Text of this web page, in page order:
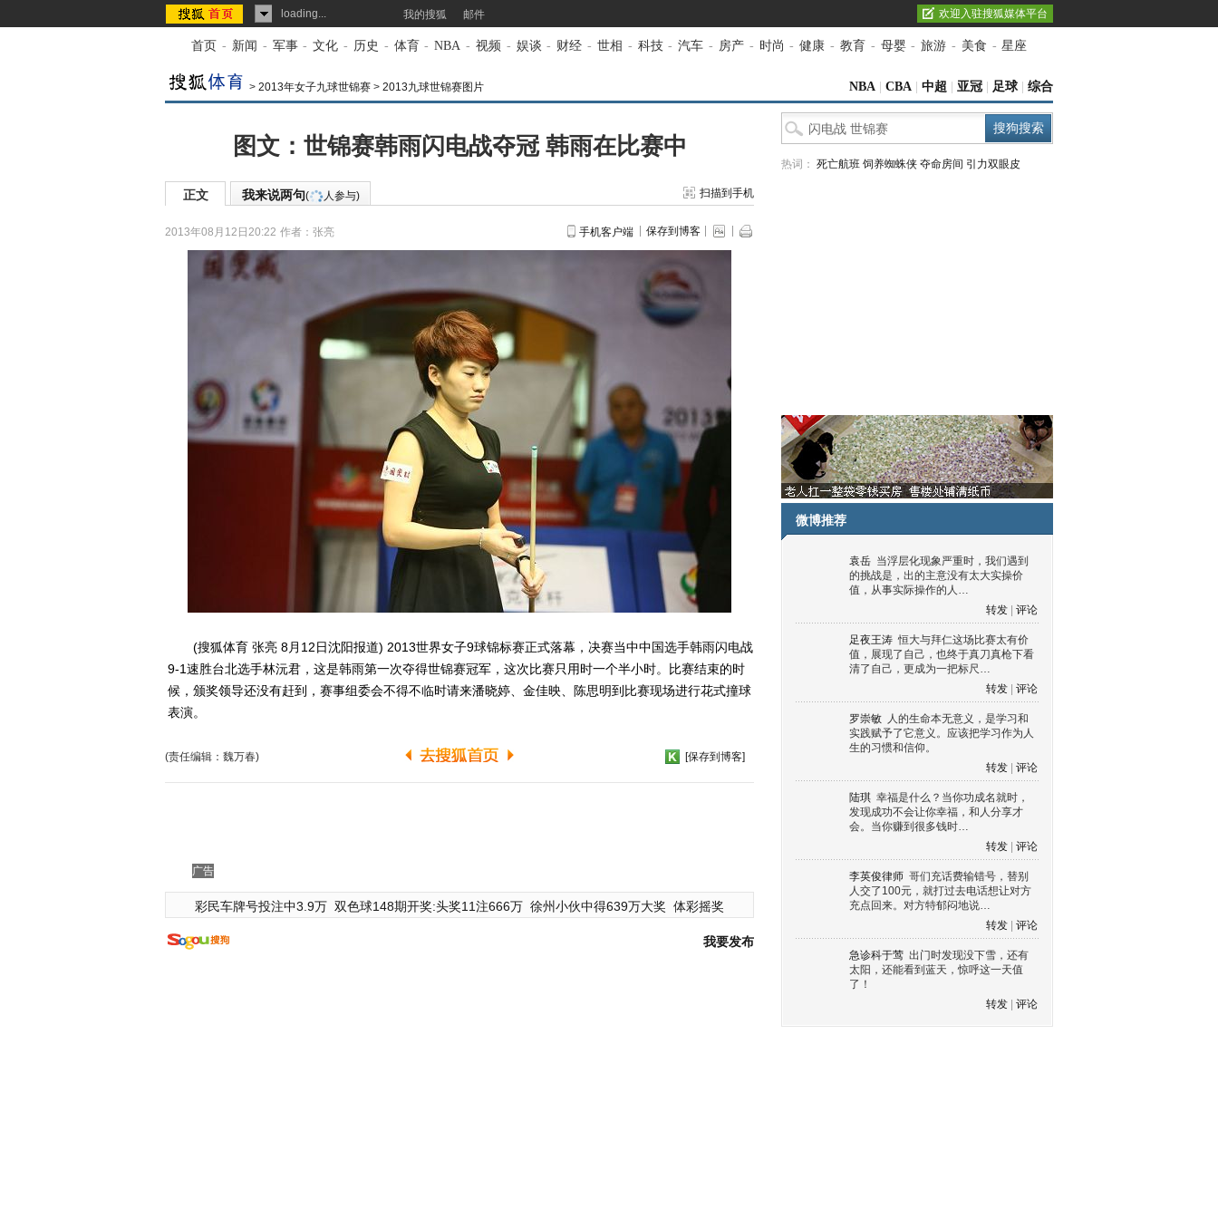
loading... 我的搜狐 邮件 欢迎入驻搜狐媒体平台
首页 - 新闻 - 军事 - 文化 - 历史 - 体育 - NBA - 视频 - 娱谈 - 财经 - 世相 - 科技 - 汽车 - 房产 - 时尚 - 健康 - 教育 - 母婴 - 旅游 - 美食 - 星座
> 2013年女子九球世锦赛 > 2013九球世锦赛图片 NBA CBA 中超 亚冠 足球 综合
图文：世锦赛韩雨闪电战夺冠 韩雨在比赛中
正文 我来说两句( 人参与) 扫描到手机
2013年08月12日20:22 作者：张亮 手机客户端 保存到博客
(搜狐体育 张亮 8月12日沈阳报道) 2013世界女子9球锦标赛正式落幕，决赛当中中国选手韩雨闪电战
9-1速胜台北选手林沅君，这是韩雨第一次夺得世锦赛冠军，这次比赛只用时一个半小时。比赛结束的时
候，颁奖领导还没有赶到，赛事组委会不得不临时请来潘晓婷、金佳映、陈思明到比赛现场进行花式撞球
表演。
(责任编辑：魏万春) [保存到博客]
广告
彩民车牌号投注中3.9万 双色球148期开奖:头奖11注666万 徐州小伙中得639万大奖 体彩摇奖
我要发布
热词： 死亡航班 饲养蜘蛛侠 夺命房间 引力双眼皮
微博推荐
袁岳 当浮层化现象严重时，我们遇到
的挑战是，出的主意没有太大实操价
值，从事实际操作的人…
转发
评论
足夜王涛 恒大与拜仁这场比赛太有价
值，展现了自己，也终于真刀真枪下看
清了自己，更成为一把标尺…
转发
评论
罗崇敏 人的生命本无意义，是学习和
实践赋予了它意义。应该把学习作为人
生的习惯和信仰。
转发
评论
陆琪 幸福是什么？当你功成名就时，
发现成功不会让你幸福，和人分享才
会。当你赚到很多钱时…
转发
评论
李英俊律师 哥们充话费输错号，替别
人交了100元，就打过去电话想让对方
充点回来。对方特郁闷地说…
转发
评论
急诊科于莺 出门时发现没下雪，还有
太阳，还能看到蓝天，惊呼这一天值
了！
转发
评论